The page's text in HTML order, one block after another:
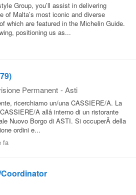
Group, you’ll assist in delivering
of Malta’s most iconic and diverse
which are featured in the Michelin Guide.
positioning us as...
Permanent - Asti
ricerchiamo un/una CASSIERE/A. La
A allâ interno di un ristorante
Nuovo Borgo di ASTI. Si occuperÃ della
ordini e...
fa